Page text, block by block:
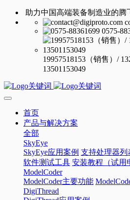
助力中国高端装备制造业的腾
0575-
19957518153（销售）/
13501153049
首页
产品与解决方案
全部
SkyEye
SkyEye应用案例 支持处理器列
软件测试工具 安装教程（试用
ModelCoder
ModelCoder主要功能
DigiThread